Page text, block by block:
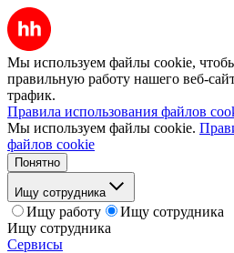
Мы используем файлы cookie,
правильную работу нашего веб-
трафик.
Правила использования файлов
Мы используем файлы cookie.
файлов cookie
Понятно
Ищу сотрудника
Ищу работу
Ищу сотрудника
Ищу сотрудника
Сервисы